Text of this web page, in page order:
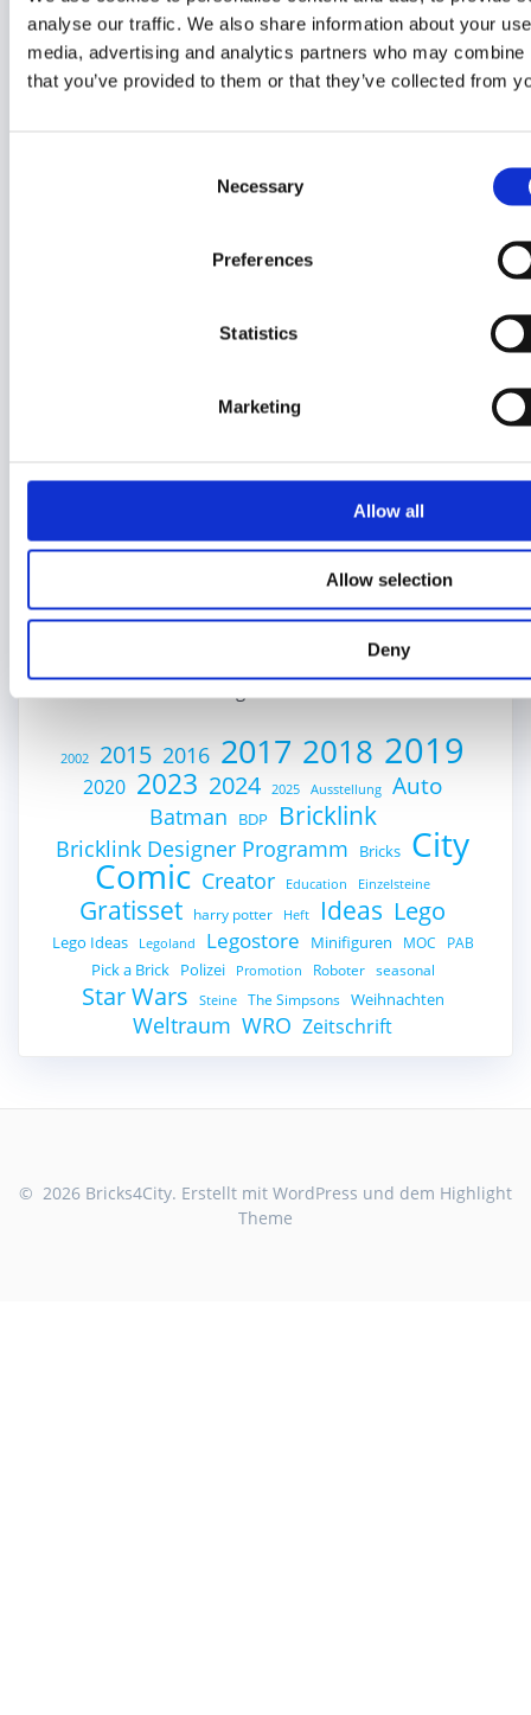
analyse our traffic. We also share information about your
media, advertising and analytics partners who may
that you’ve provided to them or that they’ve collected from
Necessary
Preferences
Statistics
Marketing
Allow all
Allow selection
Deny
Einzelsteine
Film
Kiddicraft
MOC
Unterwegs
Was ist eigentlich…?
Zeitschriften
2002 2015 2016 2017 2018 2019
2020 2023 2024 2025 Ausstellung Auto
Batman BDP Bricklink
Bricklink Designer Programm Bricks City
Comic Creator Education Einzelsteine
Gratisset harry potter Heft Ideas Lego
Lego Ideas Legoland Legostore Minifiguren MOC PAB
Pick a Brick Polizei Promotion Roboter seasonal
Star Wars Steine The Simpsons Weihnachten
Weltraum WRO Zeitschrift
© 2026 Bricks4City. Erstellt mit WordPress und dem Highlight
Theme